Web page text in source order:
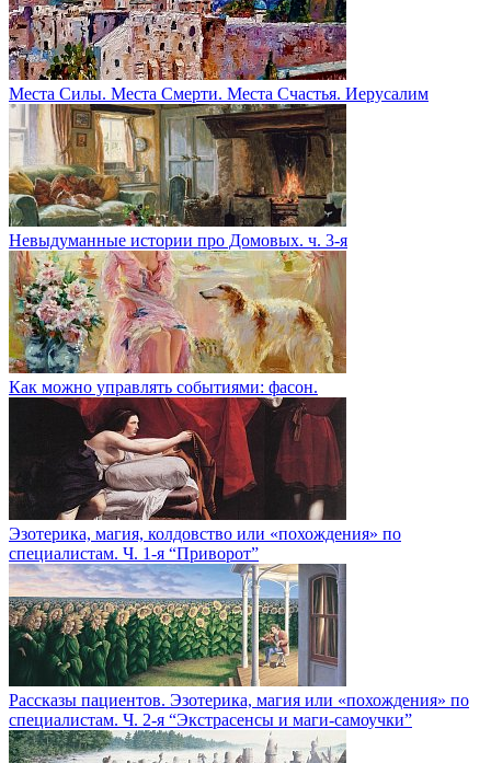
Места Силы. Места Смерти. Места Счастья. Иерусалим
Невыдуманные истории про Домовых. ч. 3-я
Как можно управлять событиями: фасон.
Эзотерика, магия, колдовство или «похождения» по
специалистам. Ч. 1-я “Приворот”
Рассказы пациентов. Эзотерика, магия или «похождения» по
специалистам. Ч. 2-я “Экстрасенсы и маги-самоучки”